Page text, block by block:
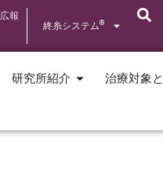
広報
終糸システム®
研究所紹介 治療対象